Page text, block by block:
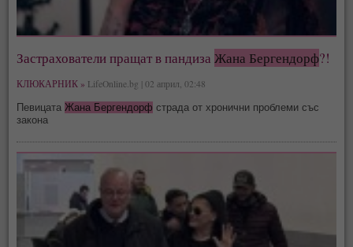
Застрахователи пращат в пандизаЖана Бергендорф?!
КЛЮКАРНИК » LifeOnline.bg | 02 април, 02:48
Певицата Жана Бергендорф страда от хронични проблеми със
закона